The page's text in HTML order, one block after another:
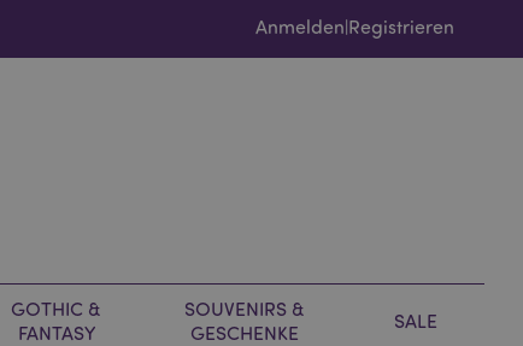
Anmelden|Registrieren
GOTHIC &
FANTASY
SOUVENIRS &
GESCHENKE
SALE